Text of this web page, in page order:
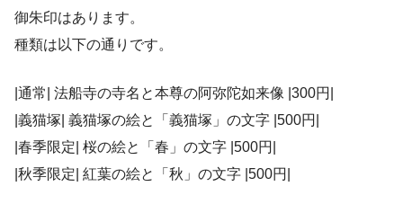
御朱印はあります。
種類は以下の通りです。
|通常| 法船寺の寺名と本尊の阿弥陀如来像 |300円|
|義猫塚| 義猫塚の絵と「義猫塚」の文字 |500円|
|春季限定| 桜の絵と「春」の文字 |500円|
|秋季限定| 紅葉の絵と「秋」の文字 |500円|